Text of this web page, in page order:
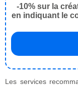
-10% sur la
en indiquant le
Les services